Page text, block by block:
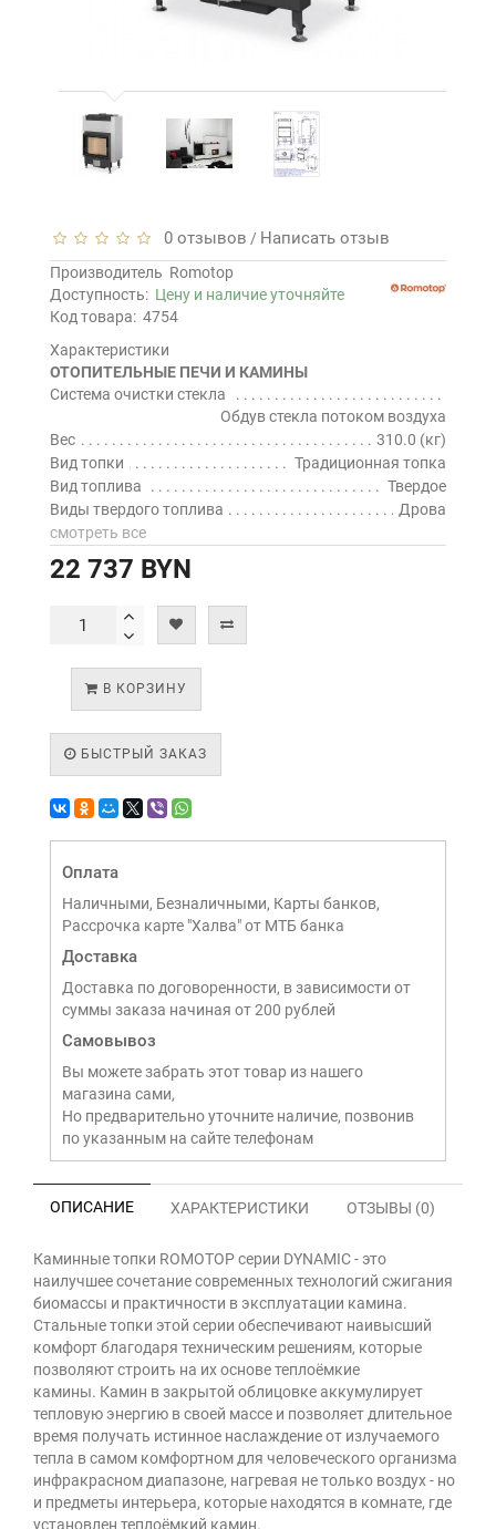
0 отзывов / Написать отзыв
Производитель Romotop
Доступность: Цену и наличие уточняйте
Код товара: 4754
Характеристики
ОТОПИТЕЛЬНЫЕ ПЕЧИ И КАМИНЫ
Система очистки стекла
Обдув стекла потоком воздуха
Вес
310.0 (кг)
Вид топки
Традиционная топка
Вид топлива
Твердое
Виды твердого топлива
Дрова
смотреть все
22 737 BYN
В КОРЗИНУ
БЫСТРЫЙ ЗАКАЗ
Оплата
Наличными, Безналичными, Карты банков,
Рассрочка карте "Халва" от МТБ банка
Доставка
Доставка по договоренности, в зависимости от
суммы заказа начиная от 200 рублей
Самовывоз
Вы можете забрать этот товар из нашего
магазина сами,
Но предварительно уточните наличие, позвонив
по указанным на сайте телефонам
ОПИСАНИЕ ХАРАКТЕРИСТИКИ ОТЗЫВЫ (0)
Каминные топки ROMOTOP серии DYNAMIC - это
наилучшее сочетание современных технологий сжигания
биомассы и практичности в эксплуатации камина.
Стальные топки этой серии обеспечивают наивысший
комфорт благодаря техническим решениям, которые
позволяют строить на их основе теплоёмкие
камины. Камин в закрытой облицовке аккумулирует
тепловую энергию в своей массе и позволяет длительное
время получать истинное наслаждение от излучаемого
тепла в самом комфортном для человеческого организма
инфракрасном диапазоне, нагревая не только воздух - но
и предметы интерьера, которые находятся в комнате, где
установлен теплоёмкий камин.